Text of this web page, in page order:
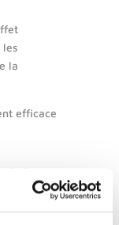
les
la
efficace
Sprays
maison?: